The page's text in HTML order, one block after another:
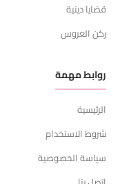
قضايا دينية
ركن العروس
روابط مهمة
الرئيسية
شروط الاستخدام
سياسة الخصوصية